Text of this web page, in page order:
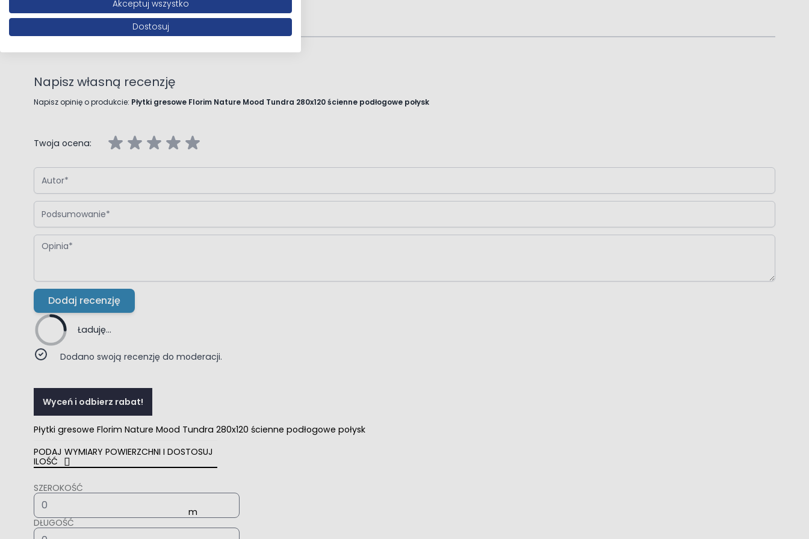
Opinie klientów
Napisz własną recenzję
Napisz opinię o produkcie: Płytki gresowe Florim Nature Mood Tundra 280x120 ścienne podłogowe połysk
Twoja ocena:
Autor
Podsumowanie
Opinia
Dodaj recenzję
Ładuję...
Dodano swoją recenzję do moderacji.
Wyceń i odbierz rabat!
Płytki gresowe Florim Nature Mood Tundra 280x120 ścienne podłogowe połysk
PODAJ WYMIARY POWIERZCHNI I DOSTOSUJ
ILOŚĆ
SZEROKOŚĆ
DŁUGOŚĆ
Akceptuj wszystko
Dostosuj